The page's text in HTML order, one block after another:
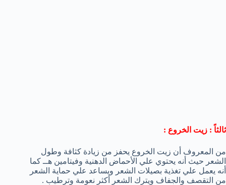
ثالثاً : زيت الخروع :
من المعروف أن زيت الخروع يحفز من زيادة كثافة وطول
الشعر حيث أنه يحتوي علي الأحماض الدهنية وفيتامين هــ كما
أنه يعمل علي تغذية بصيلات الشعر ويساعد علي حماية الشعر
من التقصف والجفاف ويترك الشعر أكثر نعومة وترطيب .